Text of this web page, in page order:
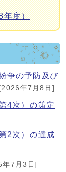
年度）
争の予防及び
[2026年7月8日]
4次）の策定
2次）の達成
年7月3日]